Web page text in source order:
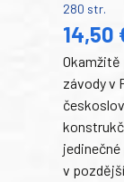
280 str.
14,50
Okamžitě
závody v
v